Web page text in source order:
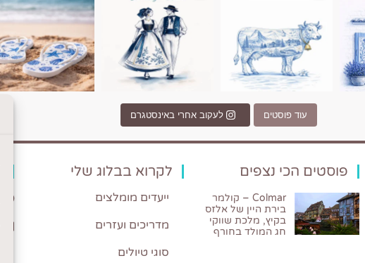
עוד פוסטים לעקוב אחרי באינסטגרם
פוסטים הכי נצפים
Colmar – קולמר
בירת היין של אלזס
בקיץ, מלכת שווקי
חג המולד בחורף
לקרוא בבלוג שלי
ייעדים מומלצים
מדריכים ועזרים
סוגי טיולים